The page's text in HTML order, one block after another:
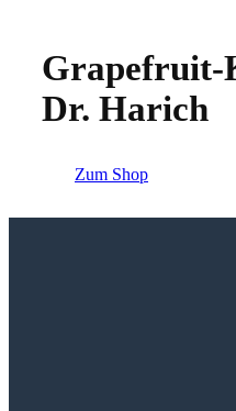
Dr. Harich
Zum Shop